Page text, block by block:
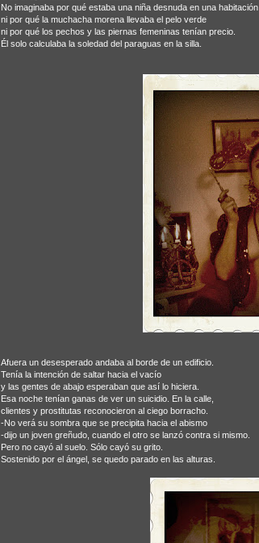
No imaginaba por qué estaba una niña desnuda en una habitación
ni por qué la muchacha morena llevaba el pelo verde
ni por qué los pechos y las piernas femeninas tenían precio.
Él solo calculaba la soledad del paraguas en la silla.
Afuera un desesperado andaba al borde de un edificio.
Tenía la intención de saltar hacia el vacío
y las gentes de abajo esperaban que así lo hiciera.
Esa noche tenían ganas de ver un suicidio. En la calle,
clientes y prostitutas reconocieron al ciego borracho.
-No verá su sombra que se precipita hacia el abismo
-dijo un joven greñudo, cuando el otro se lanzó contra si mismo.
Pero no cayó al suelo. Sólo cayó su grito.
Sostenido por el ángel, se quedo parado en las alturas.